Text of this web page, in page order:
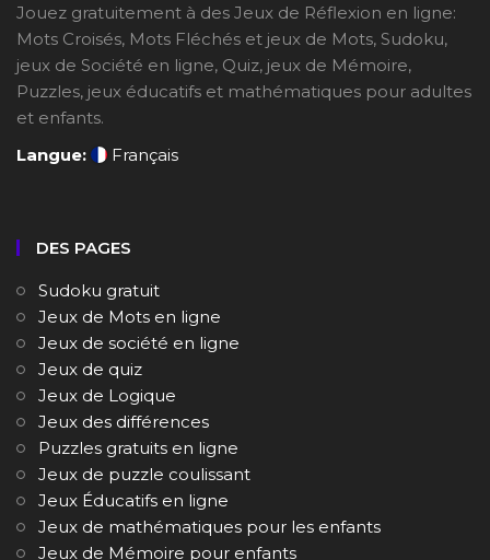
Jouez gratuitement à des Jeux de Réflexion en ligne:
Mots Croisés, Mots Fléchés et jeux de Mots, Sudoku,
jeux de Société en ligne, Quiz, jeux de Mémoire,
Puzzles, jeux éducatifs et mathématiques pour adultes
et enfants.
Langue:
Français
DES PAGES
Sudoku gratuit
Jeux de Mots en ligne
Jeux de société en ligne
Jeux de quiz
Jeux de Logique
Jeux des différences
Puzzles gratuits en ligne
Jeux de puzzle coulissant
Jeux Éducatifs en ligne
Jeux de mathématiques pour les enfants
Jeux de Mémoire pour enfants